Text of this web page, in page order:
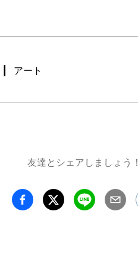
|
アート
友達とシェアしましょう！